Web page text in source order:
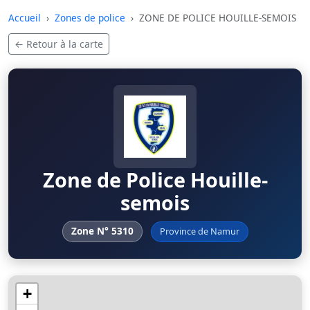
Skip to main content
Accueil Zones de police
ZONE DE POLICE HOUILLE-SEMOIS
← Retour à la carte
Zone de Police Houille-
semois
Zone N° 5310 Province de Namur
+